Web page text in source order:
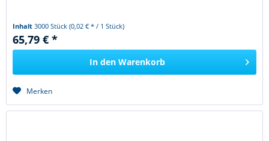
Inhalt3000 Stück(0,02 € * / 1 Stück)
65,79 € *
In den Warenkorb
Merken